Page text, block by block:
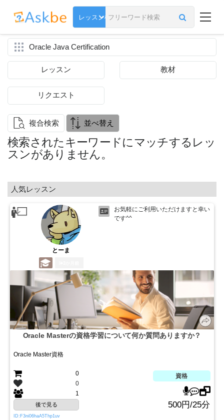
Oracle Java Certification
レッスン 教材
リクエスト
複合検索 並べ替え
検索されたキーワードにマッチするレッ
スンがありません。
人気レッスン
とーま
お気軽にご利用いただけますと幸い
です^^
Oracle Masterの資格学習について何か質問ありますか？
Oracle Master資格
0
0
1
資格
後で見る 500円/25分
ID:F3ni06haA5Thp1uv